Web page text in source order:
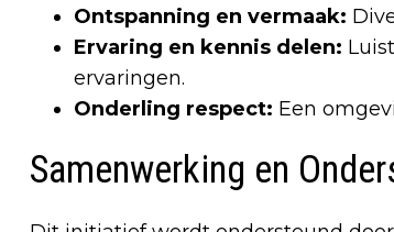
Ontspanning en vermaak:
Ervaring en kennis delen:
ervaringen.
Onderling respect: Een
Samenwerking en